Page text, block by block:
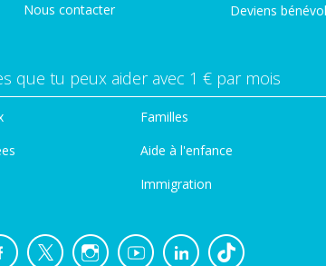
Nous contacter
Deviens
que tu peux aider avec 1 € par mois
Familles
Aide à l'enfance
Immigration